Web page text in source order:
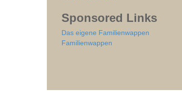
Sponsored Links
Das eigene Familienwappen
Familienwappen